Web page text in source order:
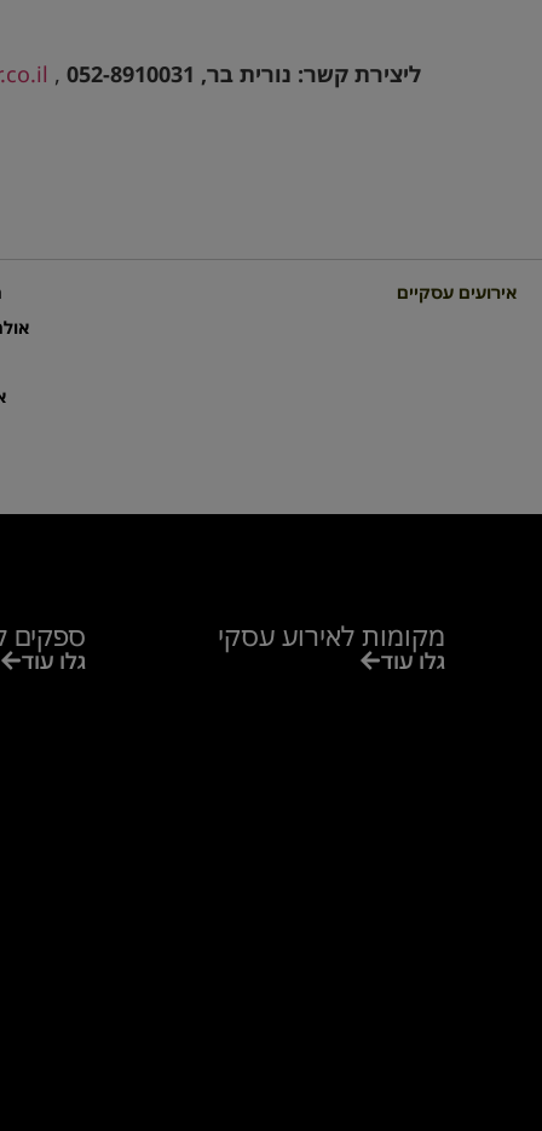
ליצירת קשר: נורית בר, 052-8910031
,
אירועים עסקיים
מקומות לאירוע עסקי
גלו עוד
ספקים
גלו עוד